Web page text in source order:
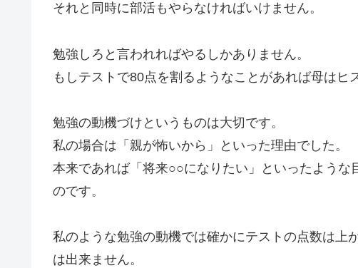
それと同時に部活もやらなければいけません。
勉強しろと言われればやるしかありません。
もしテストで80点を割るようなことがあれば母はヒ
勉強の動機づけというものは大切です。
私の場合は「親が怖いから」といった理由でした。
本来であれば「将来○○になりたい」といったような
のです。
私のような勉強の動機では確かにテストの点数は上
は出来ません。